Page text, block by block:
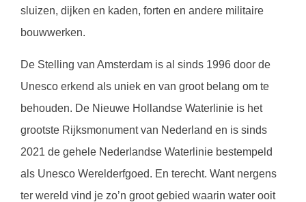
sluizen, dijken en kaden, forten en andere militaire
bouwwerken.
De Stelling van Amsterdam is al sinds 1996 door de
Unesco erkend als uniek en van groot belang om te
behouden. De Nieuwe Hollandse Waterlinie is het
grootste Rijksmonument van Nederland en is sinds
2021 de gehele Nederlandse Waterlinie bestempeld
als Unesco Werelderfgoed. En terecht. Want nergens
ter wereld vind je zo’n groot gebied waarin water ooit